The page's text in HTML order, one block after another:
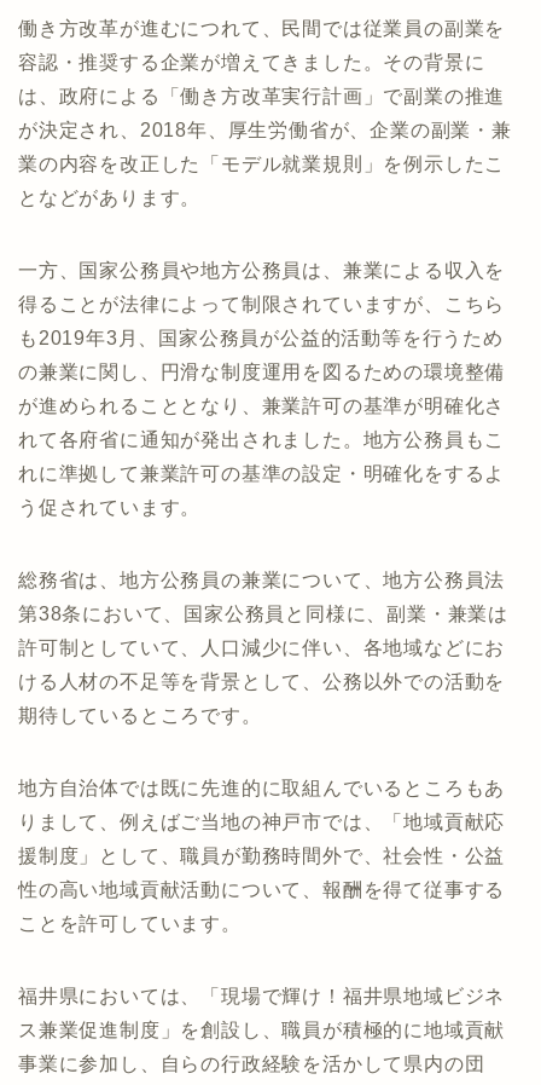
働き方改革が進むにつれて、民間では従業員の副業を
容認・推奨する企業が増えてきました。その背景に
は、政府による「働き方改革実行計画」で副業の推進
が決定され、2018年、厚生労働省が、企業の副業・兼
業の内容を改正した「モデル就業規則」を例示したこ
となどがあります。
一方、国家公務員や地方公務員は、兼業による収入を
得ることが法律によって制限されていますが、こちら
も2019年3月、国家公務員が公益的活動等を行うため
の兼業に関し、円滑な制度運用を図るための環境整備
が進められることとなり、兼業許可の基準が明確化さ
れて各府省に通知が発出されました。地方公務員もこ
れに準拠して兼業許可の基準の設定・明確化をするよ
う促されています。
総務省は、地方公務員の兼業について、地方公務員法
第38条において、国家公務員と同様に、副業・兼業は
許可制としていて、人口減少に伴い、各地域などにお
ける人材の不足等を背景として、公務以外での活動を
期待しているところです。
地方自治体では既に先進的に取組んでいるところもあ
りまして、例えばご当地の神戸市では、「地域貢献応
援制度」として、職員が勤務時間外で、社会性・公益
性の高い地域貢献活動について、報酬を得て従事する
ことを許可しています。
福井県においては、「現場で輝け！福井県地域ビジネ
ス兼業促進制度」を創設し、職員が積極的に地域貢献
事業に参加し、自らの行政経験を活かして県内の団